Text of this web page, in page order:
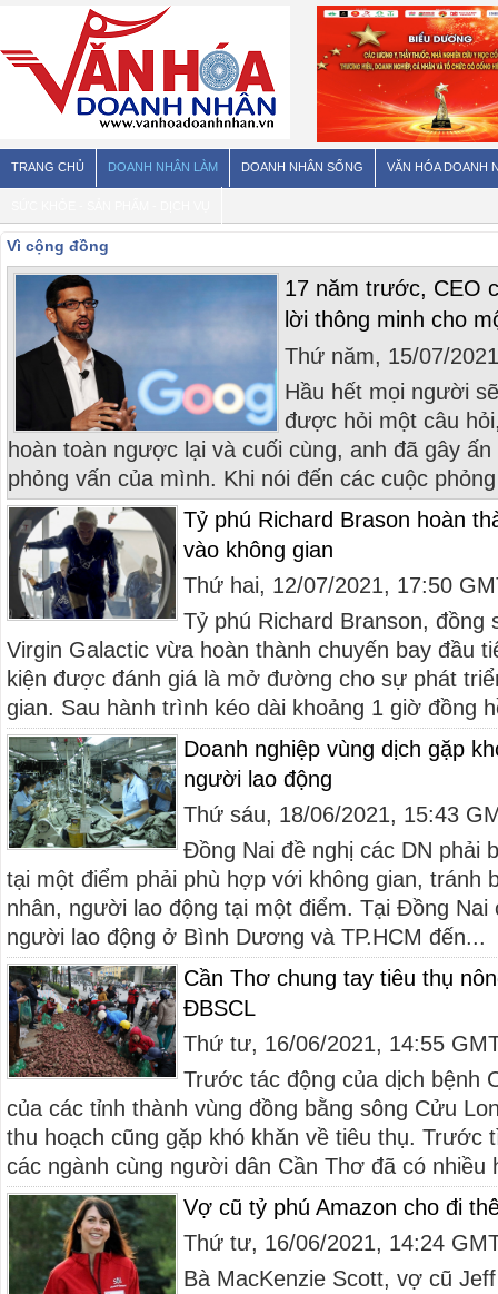
TRANG CHỦ DOANH NHÂN LÀM DOANH NHÂN SỐNG VĂN HÓA DOANH
Vì cộng đồng
17 năm trước, CEO
lời thông minh cho
Thứ năm, 15/07/
Hầu hết mọi người
được hỏi một câu
hoàn toàn ngược lại và cuối cùng, anh đã gây
phỏng vấn của mình. Khi nói đến các cuộc
Tỷ phú Richard Brason hoàn
vào không gian
Thứ hai, 12/07/2021, 17:50
Tỷ phú Richard Branson, đồng
Virgin Galactic vừa hoàn thành chuyến bay đầu
kiện được đánh giá là mở đường cho sự phát
gian. Sau hành trình kéo dài khoảng 1 giờ đồng
Doanh nghiệp vùng dịch gặp
người lao động
Thứ sáu, 18/06/2021, 15:43
Đồng Nai đề nghị các DN phải
tại một điểm phải phù hợp với không gian, tránh
nhân, người lao động tại một điểm. Tại Đồng
người lao động ở Bình Dương và TP.HCM đến...
Cần Thơ chung tay tiêu thụ
ĐBSCL
Thứ tư, 16/06/2021, 14:55
Trước tác động của dịch bệnh
của các tỉnh thành vùng đồng bằng sông Cửu
thu hoạch cũng gặp khó khăn về tiêu thụ. Trước
các ngành cùng người dân Cần Thơ đã có nhiều
Vợ cũ tỷ phú Amazon cho đi
Thứ tư, 16/06/2021, 14:24
Bà MacKenzie Scott, vợ cũ